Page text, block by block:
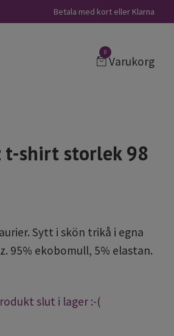
Betala med kort eller Klarna
0
Varukorg
t-shirt storlek 98
Sytt i skön trikå i egna
95% ekobomull, 5% elastan.
slut i lager :-(